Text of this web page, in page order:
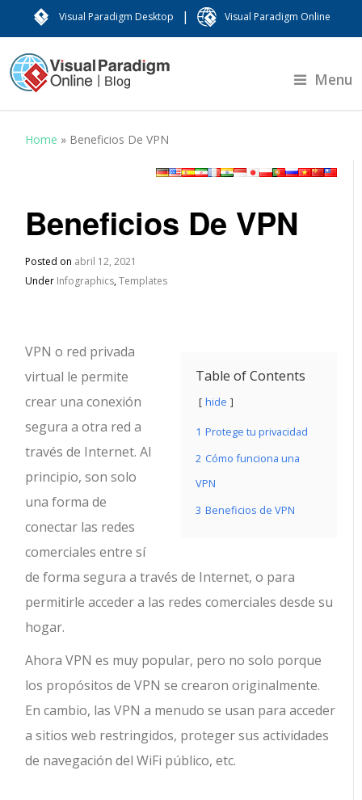
Visual Paradigm Desktop | Visual Paradigm Online
Menu
Home » Beneficios De VPN
Beneficios De VPN
Posted on abril 12, 2021
Under Infographics,Templates
Table of Contents
hide
1 Protege tu privacidad
2 Cómo funciona una
VPN
3 Beneficios de VPN
VPN o red privada
virtual le permite
crear una conexión
segura a otra red a
través de Internet. Al
principio, son solo
una forma de
conectar las redes
comerciales entre sí
de forma segura a través de Internet, o para
permitirle acceder a las redes comerciales desde su
hogar.
Ahora VPN es muy popular, pero no solo porque
los propósitos de VPN se crearon originalmente.
En cambio, las VPN a menudo se usan para acceder
a sitios web restringidos, proteger sus actividades
de navegación del WiFi público, etc.